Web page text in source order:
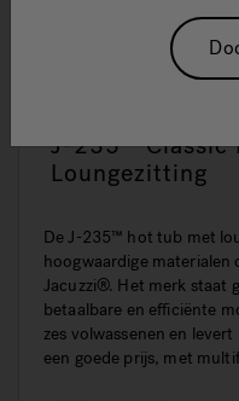
J-235™ Classic
Loungezitting
De J-235™ hot tub met
hoogwaardige materialen
Jacuzzi®. Het merk staat
betaalbare en efficiënte
zes volwassenen en
een goede prijs, met